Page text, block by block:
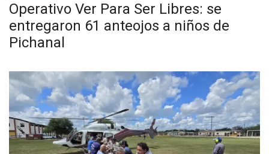
Operativo Ver Para Ser Libres: se
entregaron 61 anteojos a niños de
Pichanal